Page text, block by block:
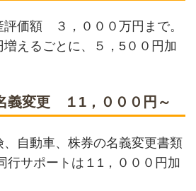
価額 ３，０００万円まで。
増えるごとに、５，5００円加
義変更 １1，０００円～
自動車、株券の名義変更書類
行サポートは１1，０００円加